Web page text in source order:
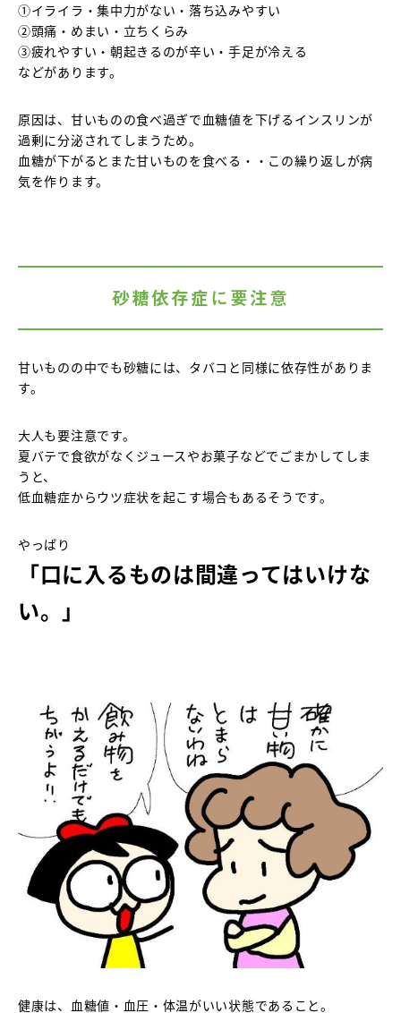
①イライラ・集中力がない・落ち込みやすい
②頭痛・めまい・立ちくらみ
③疲れやすい・朝起きるのが辛い・手足が冷える
などがあります。
原因は、甘いものの食べ過ぎで血糖値を下げるインスリンが
過剰に分泌されてしまうため。
血糖が下がるとまた甘いものを食べる・・この繰り返しが病
気を作ります。
砂糖依存症に要注意
甘いものの中でも砂糖には、タバコと同様に依存性がありま
す。
大人も要注意です。
夏バテで食欲がなくジュースやお菓子などでごまかしてしま
うと、
低血糖症からウツ症状を起こす場合もあるそうです。
やっぱり
「口に入るものは間違ってはいけな
い。」
健康は、血糖値・血圧・体温がいい状態であること。